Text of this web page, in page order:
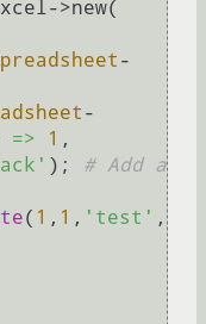
-
-
=> 1
); # Add a
( 1 , 1 , 'test'
,